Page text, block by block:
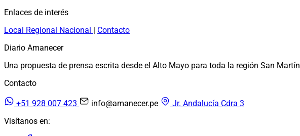
Enlaces de interés
Local Regional Nacional | Contacto
Diario Amanecer
Una propuesta de prensa escrita desde el Alto Mayo para toda la región San Martín
Contacto
+51 928 007 423 info@amanecer.pe
Jr. Andalucía Cdra 3
Visítanos en: